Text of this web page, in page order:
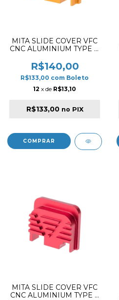
MITA SLIDE COVER VFC
CNC ALUMINIUM TYPE B
R$140,00
R$133,00 com Boleto
12 x de R$13,10
R$133,00 no PIX
MITA SLIDE COVER VFC
CNC ALUMINIUM TYPE A